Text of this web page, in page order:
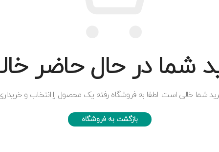
شما در حال حاضر
شما خالی است. لطفا به فروشگاه رفته یک محصول را انتخاب و
بازگشت به فروشگاه